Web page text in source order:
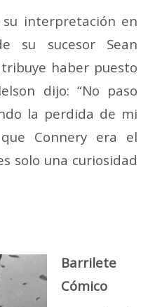
interpretación en
su sucesor Sean
haber puesto
dijo: “No paso
la perdida de mi
Connery era el
solo una curiosidad
Barrilete
Cómico